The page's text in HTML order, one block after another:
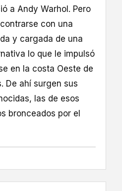
a Andy Warhol. Pero
con una
y cargada de una
lo que le impulsó
en la costa Oeste de
De ahí surgen sus
las de esos
bronceados por el